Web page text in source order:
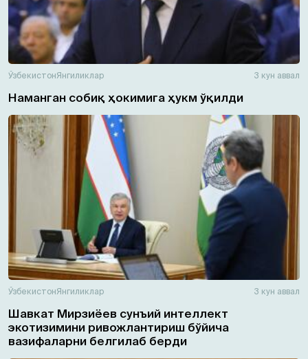
ЎзбекистонЯнгиликлар 3 кун аввал
Наманган собиқ ҳокимига ҳукм ўқилди
ЎзбекистонЯнгиликлар 3 кун аввал
Шавкат Мирзиёев сунъий интеллект
экотизимини ривожлантириш бўйича
вазифаларни белгилаб берди